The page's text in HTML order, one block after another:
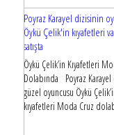
Poyraz Karayel dizisinin
Öykü Çelik'in kıyafetleri
satışta
Öykü Çelik’in Kıyafetleri
Dolabında Poyraz
güzel oyuncusu Öykü
kıyafetleri Moda Cruz